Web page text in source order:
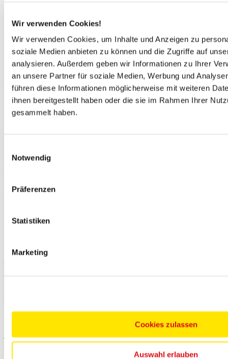
Wir verwenden Cookies!
Wir verwenden Cookies, um Inhalte und Anzeigen zu
soziale Medien anbieten zu können und die Zugriffe auf
analysieren. Außerdem geben wir Informationen zu Ihrer
an unsere Partner für soziale Medien, Werbung und
führen diese Informationen möglicherweise mit weiteren
ihnen bereitgestellt haben oder die sie im Rahmen Ihrer
gesammelt haben.
Notwendig
Präferenzen
Statistiken
Marketing
Cookies zulassen
Auswahl erlauben
Supermarkt.
Barrierefreie Bereiche:
Bar, Poolbereich, Rezeption, Restaurant, Sanitäranlagen,
Geschäfte
Sport und Aktivitäten:
Kids Club, Fußball, Tischtennis, Aqua-Aerobic, Boules
Die Mobilheime:
ausgestattete Küchenzeile
Badezimmer mit Dusche und WC
Gartenmöbeln
Netto-Reisen